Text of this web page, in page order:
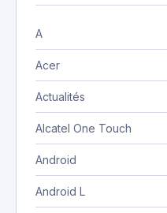
A
Acer
Actualités
Alcatel One Touch
Android
Android L